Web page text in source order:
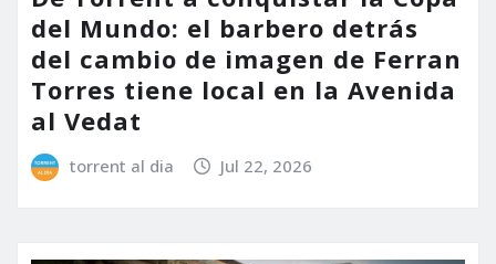
del Mundo: el barbero detrás
del cambio de imagen de Ferran
Torres tiene local en la Avenida
al Vedat
torrent al dia Jul 22, 2026